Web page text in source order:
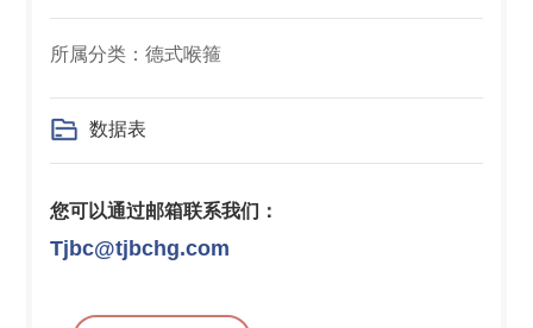
所属分类：德式喉箍
数据表
您可以通过邮箱联系我们：
Tjbc@tjbchg.com